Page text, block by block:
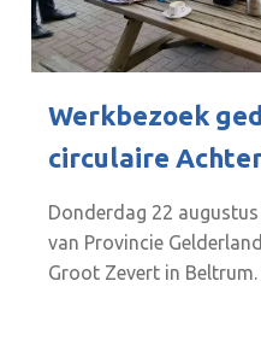
Werkbezoek
circulaire
Donderdag 22
van Provincie
Groot Zevert in
centraal dierlijke mest